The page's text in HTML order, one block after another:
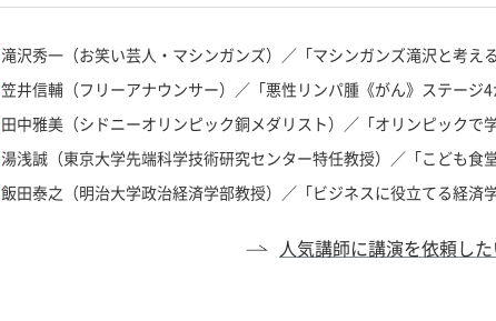
滝沢秀一（お笑い芸人・マシンガンズ）／「マシンガンズ滝沢と考え
笠井信輔（フリーアナウンサー）／「悪性リンパ腫《がん》ステージ4
田中雅美（シドニーオリンピック銅メダリスト）／「オリンピックで
湯浅誠（東京大学先端科学技術研究センター特任教授）／「こども食
飯田泰之（明治大学政治経済学部教授）／「ビジネスに役立てる経済
人気講師に講演を依頼した